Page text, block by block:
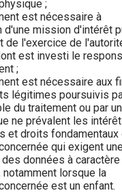
;
est nécessaire à
d'une mission d'intérêt
de l'exercice de
est investi le
;
est nécessaire aux
légitimes poursuivis
du traitement ou par
ne prévalent les
et droits fondamentaux
qui exigent
données à caractère
notamment lorsque la
est un enfant.